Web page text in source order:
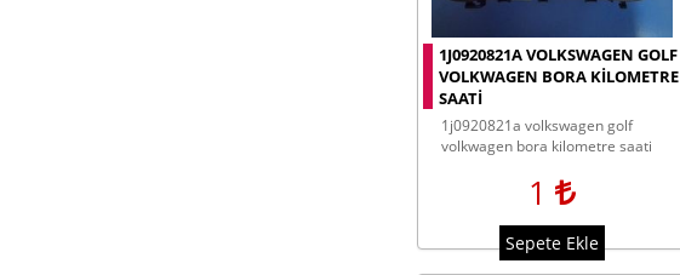
1J0920821A VOLKSWAGEN GOLF
VOLKWAGEN BORA KILOMETRE
SAATI
1j0920821a volkswagen golf
volkwagen bora kilometre saati
1
Sepete Ekle